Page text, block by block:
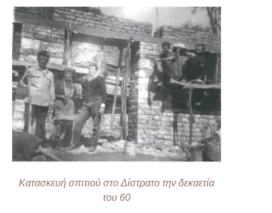
Κατασκευή σπιτιού στο Δίστρατο την δεκαετία
του 60